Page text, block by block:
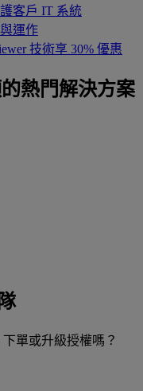
客戶 IT 系統
運作
技術享 30% 優惠
熱門解決方案
單或升級授權嗎？